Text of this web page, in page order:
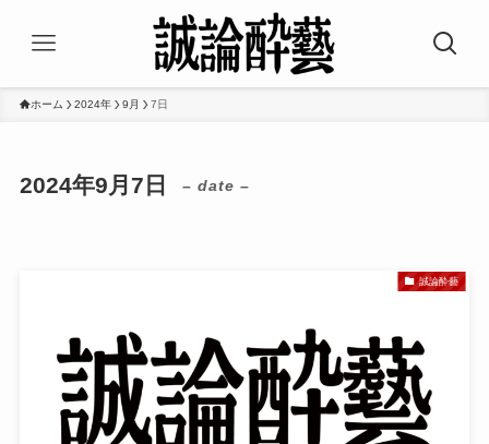
ホーム 2024年 9月 7日
2024年9月7日 – date –
誠論酔藝